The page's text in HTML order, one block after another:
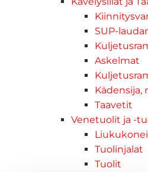
SUP-
Askelmat
Kädensija,
Taavetit
Venetuolit ja -
Tuolinjalat
Tuolit